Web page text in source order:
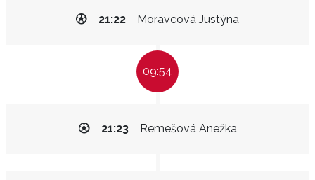
Moravcová Justýna
21:22
09:54
Remešová Anežka
21:23